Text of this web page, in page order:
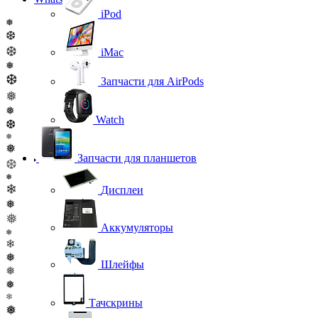
❅
❆
❆
❅
❆
❅
❅
❆
❅
❅
❆
❅
❄
❅
❅
❄
❄
❅
❅
❅
❄
❅
iPod
iMac
Запчасти для AirPods
Watch
Запчасти для планшетов
Дисплеи
Аккумуляторы
Шлейфы
Тачскрины